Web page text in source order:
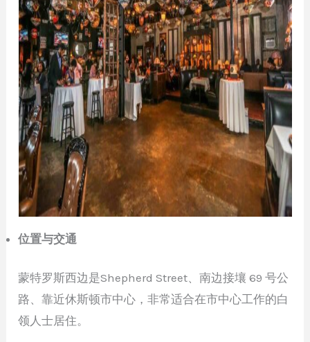
位置与交通
蒙特罗斯西边是Shepherd Street、南边接壤 69 号公
路、靠近休斯顿市中心，非常适合在市中心工作的白
领人士居住。